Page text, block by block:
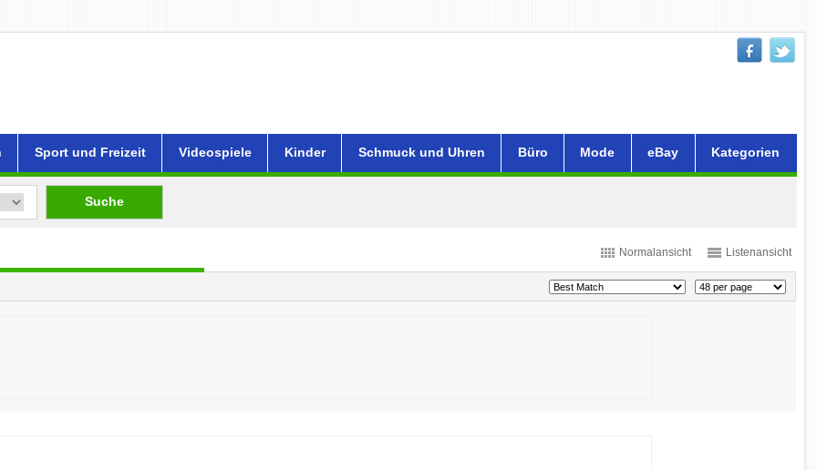
Sport und Freizeit Videospiele Kinder Schmuck und Uhren Büro Mode eBay Kategorien
Suche
Normalansicht Listenansicht